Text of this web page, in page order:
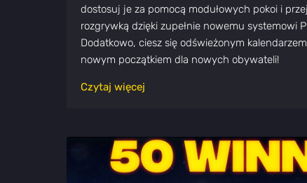
dostosuj je za pomocą modułowych pokoi i
rozgrywką dzięki zupełnie nowemu systemowi
Dodatkowo, ciesz się odświeżonym
nowym początkiem dla nowych obywateli!
Czytaj więcej